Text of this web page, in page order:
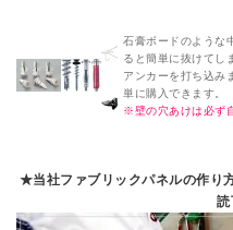
石膏ボードのような
ると簡単に抜けてし
アンカーを打ち込み
単に購入できます。
※壁の穴あけは必ず
★当社ファブリックパネルの作
読